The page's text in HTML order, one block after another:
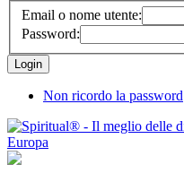
Email o nome utente:
Password:
Non ricordo la password